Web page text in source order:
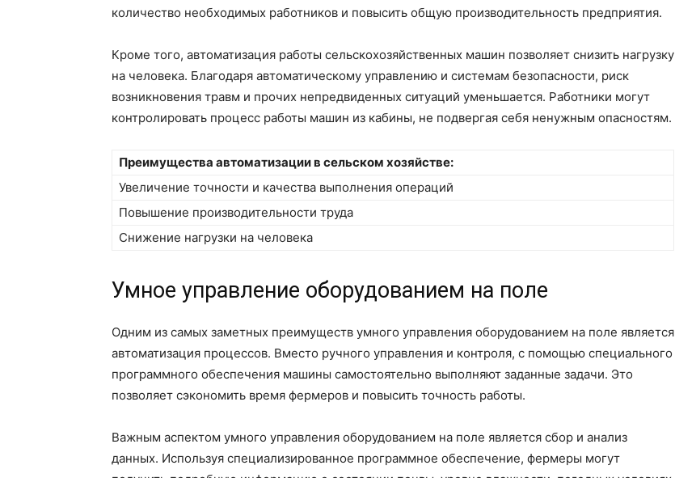
количество необходимых работников и повысить общую производительность предприятия.
Кроме того, автоматизация работы сельскохозяйственных машин позволяет снизить нагрузку
на человека. Благодаря автоматическому управлению и системам безопасности, риск
возникновения травм и прочих непредвиденных ситуаций уменьшается. Работники могут
контролировать процесс работы машин из кабины, не подвергая себя ненужным опасностям.
Преимущества автоматизации в сельском хозяйстве:
Увеличение точности и качества выполнения операций
Повышение производительности труда
Снижение нагрузки на человека
Умное управление оборудованием на поле
Одним из самых заметных преимуществ умного управления оборудованием на поле является
автоматизация процессов. Вместо ручного управления и контроля, с помощью специального
программного обеспечения машины самостоятельно выполняют заданные задачи. Это
позволяет сэкономить время фермеров и повысить точность работы.
Важным аспектом умного управления оборудованием на поле является сбор и анализ
данных. Используя специализированное программное обеспечение, фермеры могут